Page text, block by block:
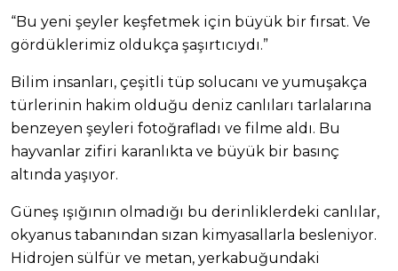
“Bu yeni şeyler keşfetmek için büyük bir fırsat. Ve
gördüklerimiz oldukça şaşırtıcıydı.”
Bilim insanları, çeşitli tüp solucanı ve yumuşakça
türlerinin hakim olduğu deniz canlıları tarlalarına
benzeyen şeyleri fotoğrafladı ve filme aldı. Bu
hayvanlar zifiri karanlıkta ve büyük bir basınç
altında yaşıyor.
Güneş ışığının olmadığı bu derinliklerdeki canlılar,
okyanus tabanından sızan kimyasallarla besleniyor.
Hidrojen sülfür ve metan, yerkabuğundaki